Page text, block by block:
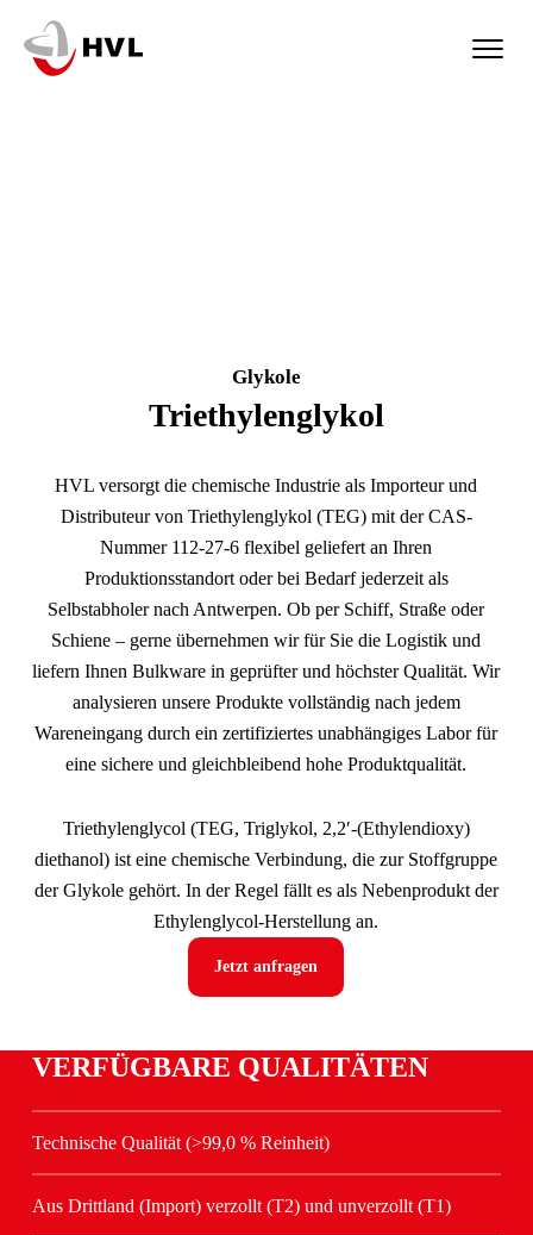
Glykole
Triethylenglykol
HVL versorgt die chemische Industrie als Importeur und
Distributeur von Triethylenglykol (TEG) mit der CAS-
Nummer 112-27-6 flexibel geliefert an Ihren
Produktionsstandort oder bei Bedarf jederzeit als
Selbstabholer nach Antwerpen. Ob per Schiff, Straße oder
Schiene – gerne übernehmen wir für Sie die Logistik und
liefern Ihnen Bulkware in geprüfter und höchster Qualität. Wir
analysieren unsere Produkte vollständig nach jedem
Wareneingang durch ein zertifiziertes unabhängiges Labor für
eine sichere und gleichbleibend hohe Produktqualität.
Triethylenglycol (TEG, Triglykol, 2,2′-(Ethylendioxy)
diethanol) ist eine chemische Verbindung, die zur Stoffgruppe
der Glykole gehört. In der Regel fällt es als Nebenprodukt der
Ethylenglycol-Herstellung an.
Jetzt anfragen
VERFÜGBARE QUALITÄTEN
Technische Qualität (>99,0 % Reinheit)
Aus Drittland (Import) verzollt (T2) und unverzollt (T1)